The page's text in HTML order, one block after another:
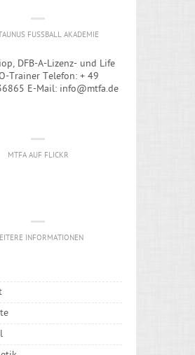
FUSSBALL AKADEMIE
DFB-A-Lizenz- und Life
Trainer Telefon: + 49
E-Mail: info@mtfa.de
MTFA AUF FLICKR
INFORMATIONEN